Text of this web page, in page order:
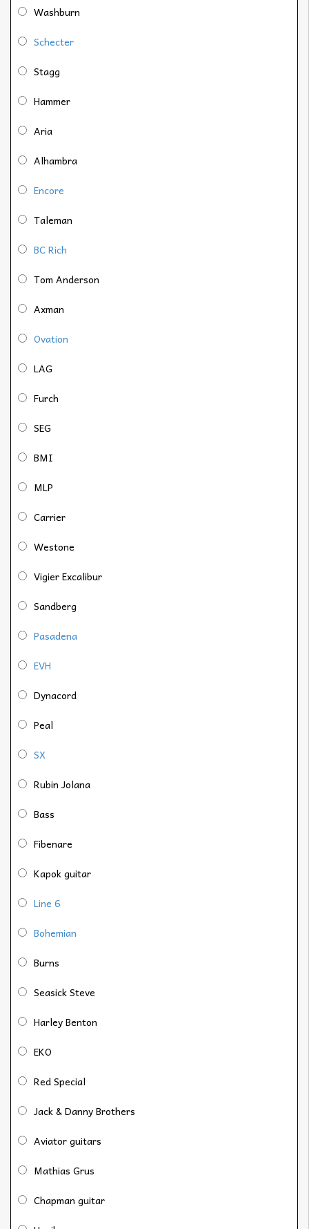
Washburn
Schecter
Stagg
Hammer
Aria
Alhambra
Encore
Taleman
BC Rich
Tom Anderson
Axman
Ovation
LAG
Furch
SEG
BMI
MLP
Carrier
Westone
Vigier Excalibur
Sandberg
Pasadena
EVH
Dynacord
Peal
SX
Rubin Jolana
Bass
Fibenare
Kapok guitar
Line 6
Bohemian
Burns
Seasick Steve
Harley Benton
EKO
Red Special
Jack & Danny Brothers
Aviator guitars
Mathias Grus
Chapman guitar